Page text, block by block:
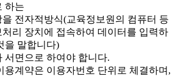
하는
을 전자적방식(교육정보원의 컴퓨터 등
처리 장치에 접속하여 데이터를 입력하
을 말합니다)
서면으로 하여야 합니다.
계약은 이용자번호 단위로 체결하며,